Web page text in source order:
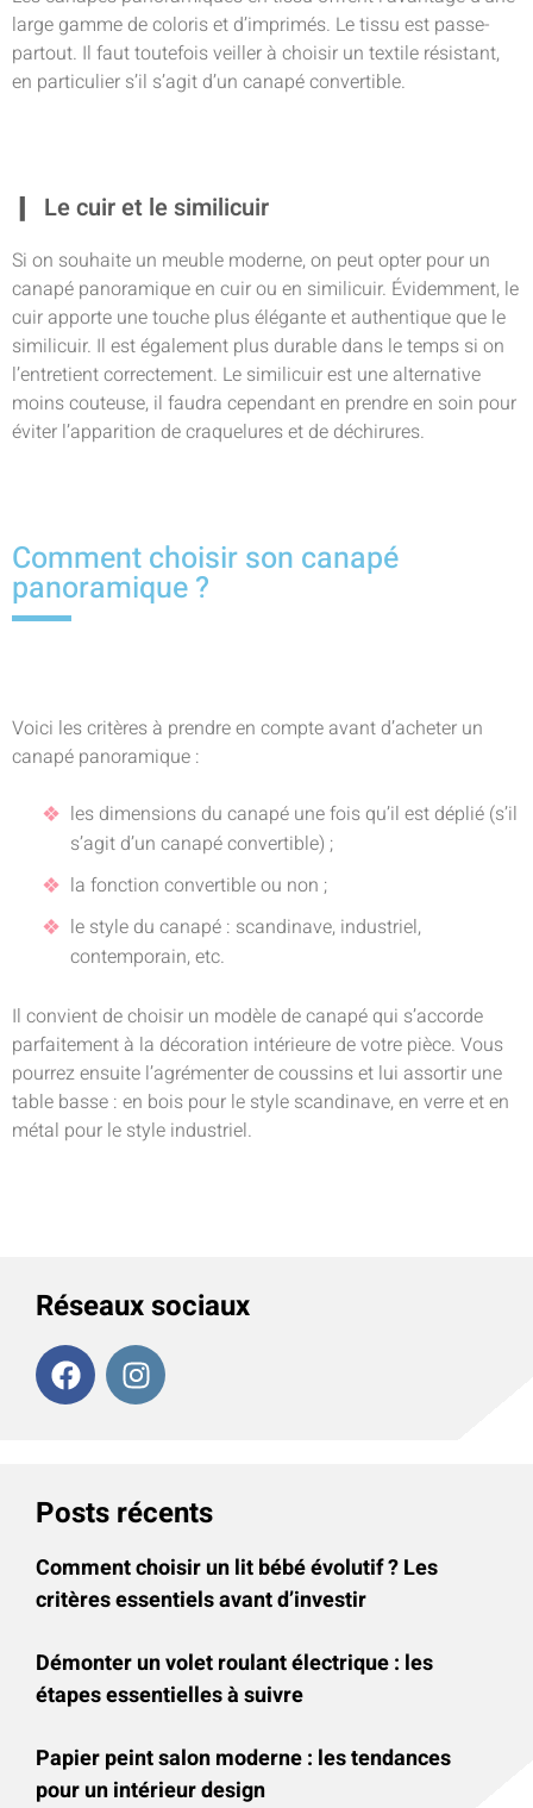
large gamme de coloris et d’imprimés. Le tissu est passe-
partout. Il faut toutefois veiller à choisir un textile résistant,
en particulier s’il s’agit d’un canapé convertible.
Le cuir et le similicuir
Si on souhaite un meuble moderne, on peut opter pour un
canapé panoramique en cuir ou en similicuir. Évidemment, le
cuir apporte une touche plus élégante et authentique que le
similicuir. Il est également plus durable dans le temps si on
l’entretient correctement. Le similicuir est une alternative
moins couteuse, il faudra cependant en prendre en soin pour
éviter l’apparition de craquelures et de déchirures.
Comment choisir son canapé
panoramique ?
Voici les critères à prendre en compte avant d’acheter un
canapé panoramique :
les dimensions du canapé une fois qu’il est déplié (s’il
s’agit d’un canapé convertible) ;
la fonction convertible ou non ;
le style du canapé : scandinave, industriel,
contemporain, etc.
Il convient de choisir un modèle de canapé qui s’accorde
parfaitement à la décoration intérieure de votre pièce. Vous
pourrez ensuite l’agrémenter de coussins et lui assortir une
table basse : en bois pour le style scandinave, en verre et en
métal pour le style industriel.
Réseaux sociaux
Posts récents
Comment choisir un lit bébé évolutif ? Les
critères essentiels avant d’investir
Démonter un volet roulant électrique : les
étapes essentielles à suivre
Papier peint salon moderne : les tendances
pour un intérieur design